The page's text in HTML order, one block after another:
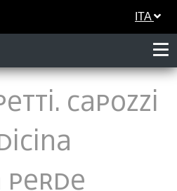
ITA
CAPOZZI